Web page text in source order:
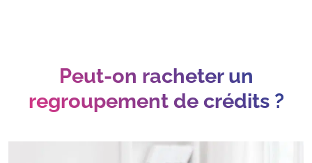
Peut-on racheter un
regroupement de crédits ?